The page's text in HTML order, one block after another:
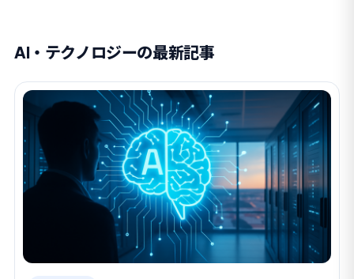
AI・テクノロジーの最新記事